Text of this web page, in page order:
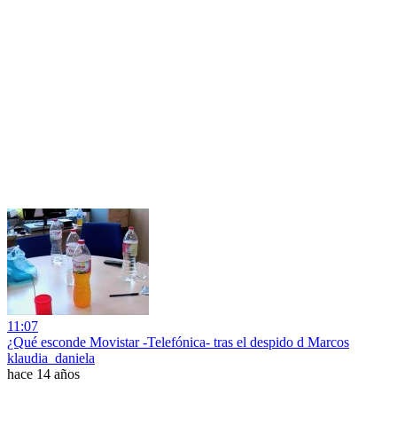
11:07
¿Qué esconde Movistar -Telefónica- tras el despido d Marcos
klaudia_daniela
hace 14 años